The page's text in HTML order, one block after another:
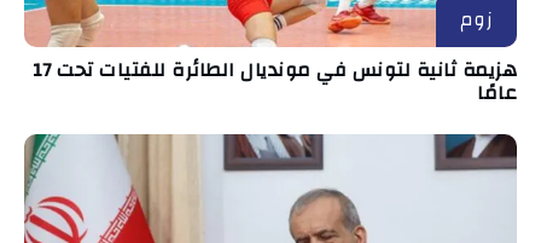
زوم
هزيمة ثانية لتونس في مونديال الطائرة للفتيات تحت 17
عامًا